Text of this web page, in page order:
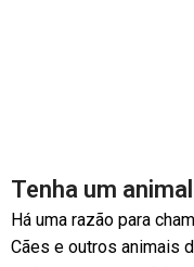
Tenha um
Há uma razão para
Cães e outros animais